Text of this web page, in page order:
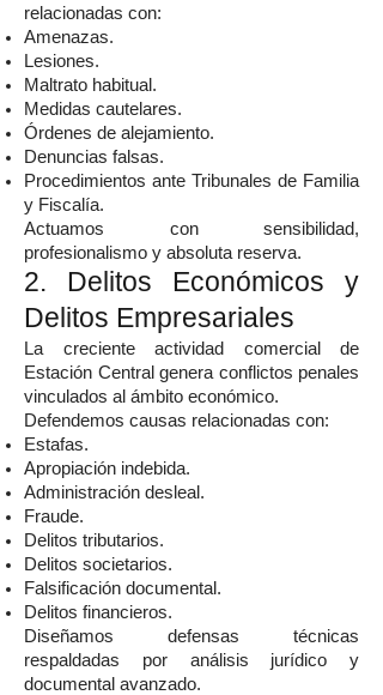
relacionadas con:
Amenazas.
Lesiones.
Maltrato habitual.
Medidas cautelares.
Órdenes de alejamiento.
Denuncias falsas.
Procedimientos ante Tribunales de Familia
y Fiscalía.
Actuamos con sensibilidad,
profesionalismo y absoluta reserva.
2. Delitos Económicos y
Delitos Empresariales
La creciente actividad comercial de
Estación Central genera conflictos penales
vinculados al ámbito económico.
Defendemos causas relacionadas con:
Estafas.
Apropiación indebida.
Administración desleal.
Fraude.
Delitos tributarios.
Delitos societarios.
Falsificación documental.
Delitos financieros.
Diseñamos defensas técnicas
respaldadas por análisis jurídico y
documental avanzado.